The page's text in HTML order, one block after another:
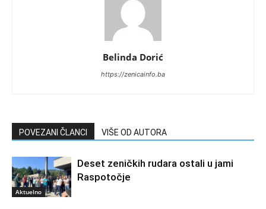
Belinda Dorić
https://zenicainfo.ba
POVEZANI ČLANCI VIŠE OD AUTORA
Aktuelno
Deset zeničkih rudara ostali u jami
Raspotočje